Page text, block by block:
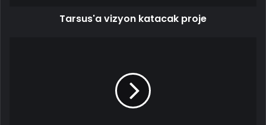
Tarsus'a vizyon katacak proje